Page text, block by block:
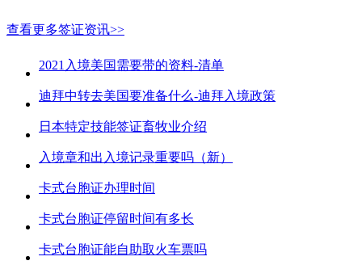
查看更多签证资讯>>
2021入境美国需要带的资料-清单
迪拜中转去美国要准备什么-迪拜入境政策
日本特定技能签证畜牧业介绍
入境章和出入境记录重要吗（新）
卡式台胞证办理时间
卡式台胞证停留时间有多长
卡式台胞证能自助取火车票吗